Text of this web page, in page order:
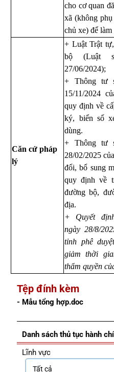
cho cơ quan
xã (không
chủ xe) để
Căn cứ pháp
lý
+ Luật Trật
bộ (Luật
27/06/2024);
+ Thông tư
15/11/2024
quy định về
ký, biển số
dùng.
+ Thông tư
28/02/2025
đổi, bổ sung
quy định về
đường bộ,
địa.
+ Quyết
ngày 28/8/
tỉnh phê
giảm thời
thẩm quyền
Tệp đính kèm
- Mẫu tổng hợp.doc
Danh sách thủ tục hành
Lĩnh vực